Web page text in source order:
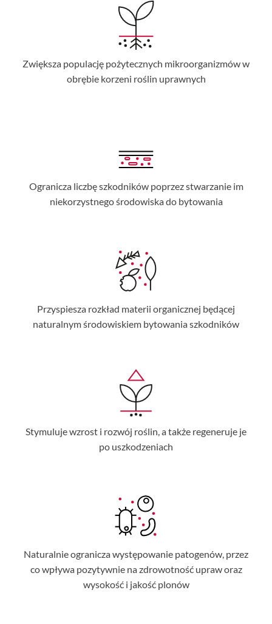
Zwiększa populację pożytecznych mikroorganizmów w
obrębie korzeni roślin uprawnych
Ogranicza liczbę szkodników poprzez stwarzanie im
niekorzystnego środowiska do bytowania
Przyspiesza rozkład materii organicznej będącej
naturalnym środowiskiem bytowania szkodników
Stymuluje wzrost i rozwój roślin, a także regeneruje je
po uszkodzeniach
Naturalnie ogranicza występowanie patogenów, przez
co wpływa pozytywnie na zdrowotność upraw oraz
wysokość i jakość plonów